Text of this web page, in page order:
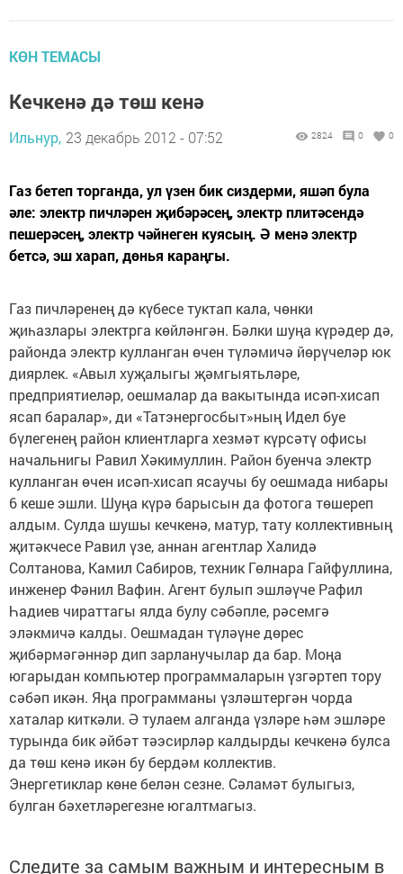
КӨН ТЕМАСЫ
Кечкенә дә төш кенә
Ильнур, 23 декабрь 2012 - 07:52 2824 0 0
Газ бетеп торганда, ул үзен бик сиздерми, яшәп була
әле: электр пичләрен җибәрәсең, электр плитәсендә
пешерәсең, электр чәйнеген куясың. Ә менә электр
бетсә, эш харап, дөнья караңгы.
Газ пичләренең дә күбесе туктап кала, чөнки
җиһазлары электрга көйләнгән. Бәлки шуңа күрәдер дә,
районда электр кулланган өчен түләмичә йөрүчеләр юк
диярлек. «Авыл хуҗалыгы җәмгыятьләре,
предприятиеләр, оешмалар да вакытында исәп-хисап
ясап баралар», ди «Татэнергосбыт»ның Идел буе
бүлегенең район клиентларга хезмәт күрсәтү офисы
начальнигы Равил Хәкимуллин. Район буенча электр
кулланган өчен исәп-хисап ясаучы бу оешмада нибары
6 кеше эшли. Шуңа күрә барысын да фотога төшереп
алдым. Сулда шушы кечкенә, матур, тату коллективның
җитәкчесе Равил үзе, аннан агентлар Халидә
Солтанова, Камил Сабиров, техник Гөлнара Гайфуллина,
инженер Фәнил Вафин. Агент булып эшләүче Рафил
Һадиев чираттагы ялда булу сәбәпле, рәсемгә
эләкмичә калды. Оешмадан түләүне дөрес
җибәрмәгәннәр дип зарланучылар да бар. Моңа
югарыдан компьютер программаларын үзгәртеп тору
сәбәп икән. Яңа программаны үзләштергән чорда
хаталар киткәли. Ә тулаем алганда үзләре һәм эшләре
турында бик әйбәт тәэсирләр калдырды кечкенә булса
да төш кенә икән бу бердәм коллектив.
Энергетиклар көне белән сезне. Сәламәт булыгыз,
булган бәхетләрегезне югалтмагыз.
Следите за самым важным и интересным в